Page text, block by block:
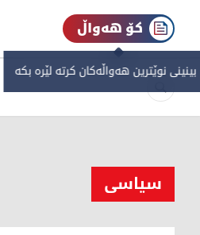
کۆ هەواڵ
نوێترین هەواڵەکان کرتە لێرە بکە
سیاسی